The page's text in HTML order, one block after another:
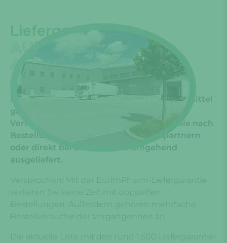
Liefergarantie
AUF 1.500+
ARZNEIMITTEL
Für rund 1.500 EurimPharm Importarzneitmittel
garantieren wir die 100-prozentige
Verfügbarkeit. Diese Produkte erhalten Sie nach
Bestellung bei unseren Großhandelspartnern
oder direkt bei EurimPharm umgehend
ausgeliefert.
Versprochen! Mit der EurimPharm-Liefergarantie
verlieren Sie keine Zeit mit doppelten
Bestellungen. Außerdem gehören mehrfache
Bestellversuche der Vergangenheit an.
Die aktuelle Liste mit den rund 1.500 Liefergarantie-